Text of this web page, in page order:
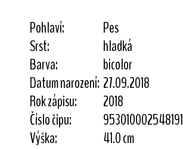
Pohlaví:
Pes
Srst:
hladká
Barva:
bicolor
Datum narození: 27.09.2018
Rok zápisu:
2018
Číslo čipu:
953010002548191
Výška:
41.0 cm